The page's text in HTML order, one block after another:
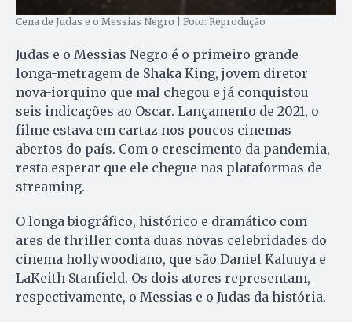
Cena de Judas e o Messias Negro | Foto: Reprodução
Judas e o Messias Negro é o primeiro grande
longa-metragem de Shaka King, jovem diretor
nova-iorquino que mal chegou e já conquistou
seis indicações ao Oscar. Lançamento de 2021, o
filme estava em cartaz nos poucos cinemas
abertos do país. Com o crescimento da pandemia,
resta esperar que ele chegue nas plataformas de
streaming.
O longa biográfico, histórico e dramático com
ares de thriller conta duas novas celebridades do
cinema hollywoodiano, que são Daniel Kaluuya e
LaKeith Stanfield. Os dois atores representam,
respectivamente, o Messias e o Judas da história.